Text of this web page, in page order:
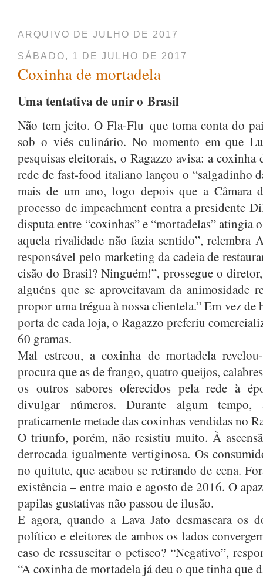
ARQUIVO DE JULHO DE 2017
SÁBADO, 1 DE JULHO DE 2017
Coxinha de mortadela
Uma tentativa de unir o Brasil
Não tem jeito. O Fla-Flu que toma conta do
sob o viés culinário. No momento em que
pesquisas eleitorais, o Ragazzo avisa: a
rede de fast-food italiano lançou o “salgadinho
mais de um ano, logo depois que a Câmara
processo de impeachment contra a presidente
disputa entre “coxinhas” e “mortadelas” atingia
aquela rivalidade não fazia sentido”, relembra
responsável pelo marketing da cadeia de
cisão do Brasil? Ninguém!”, prossegue o
alguéns que se aproveitavam da animosidade
propor uma trégua à nossa clientela.” Em vez de
porta de cada loja, o Ragazzo preferiu
60 gramas.
Mal estreou, a coxinha de mortadela
procura que as de frango, quatro queijos,
os outros sabores oferecidos pela rede à
divulgar números. Durante algum tempo,
praticamente metade das coxinhas vendidas no
O triunfo, porém, não resistiu muito. À
derrocada igualmente vertiginosa. Os
no quitute, que acabou se retirando de cena.
existência – entre maio e agosto de 2016. O
papilas gustativas não passou de ilusão.
E agora, quando a Lava Jato desmascara os
político e eleitores de ambos os lados
caso de ressuscitar o petisco? “Negativo”,
“A coxinha de mortadela já deu o que tinha que